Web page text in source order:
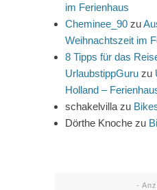
im Ferienhaus
Cheminee_90 zu
Weihnachtszeit im
8 Tipps für das
UrlaubstippGuru zu
Holland –
schakelvilla zu
Dörthe Knoche zu
-